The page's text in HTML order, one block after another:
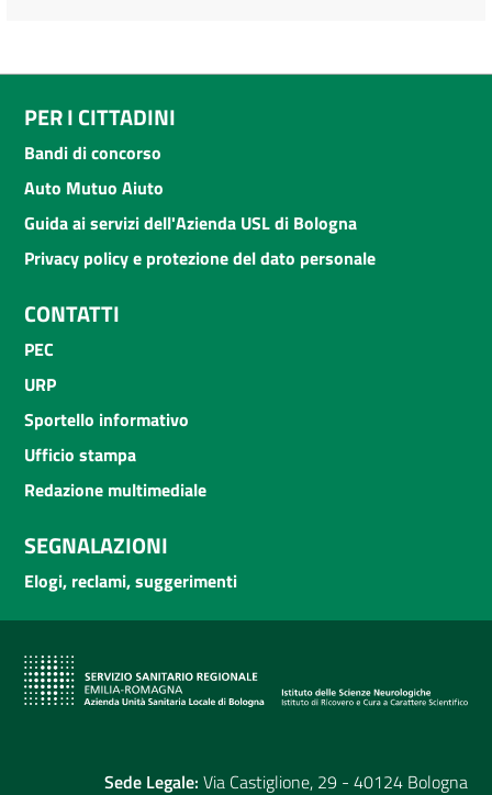
PER I CITTADINI
Bandi di concorso
Auto Mutuo Aiuto
Guida ai servizi dell'Azienda USL di Bologna
Privacy policy e protezione del dato personale
CONTATTI
PEC
URP
Sportello informativo
Ufficio stampa
Redazione multimediale
SEGNALAZIONI
Elogi, reclami, suggerimenti
Sede Legale: Via Castiglione, 29 - 40124 Bologna